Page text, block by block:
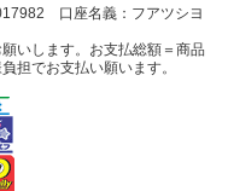
口座名義：フアツシヨ
いします。お支払総額＝商品
でお支払い願います。